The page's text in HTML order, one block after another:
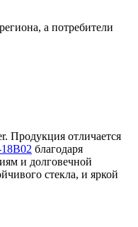
а потребители
Продукция отличается
благодаря
и долговечной
стекла, и яркой